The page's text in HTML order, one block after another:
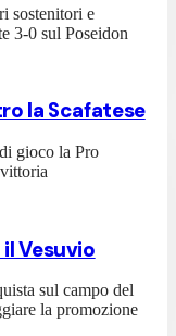
sostenitori e
3-0 sul Poseidon
la Scafatese
gioco la Pro
Vesuvio
sul campo del
la promozione